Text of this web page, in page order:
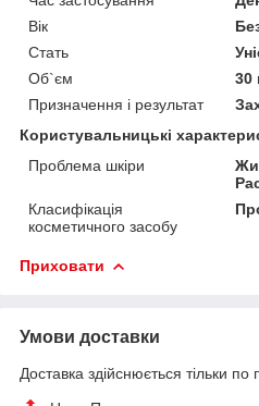
Вік
Стать
Об`єм
30
Призначення і результат
Користувальницькі
Проблема шкіри
Класифікація
косметичного засобу
Приховати
Умови доставки
Доставка здійснюється тільки по